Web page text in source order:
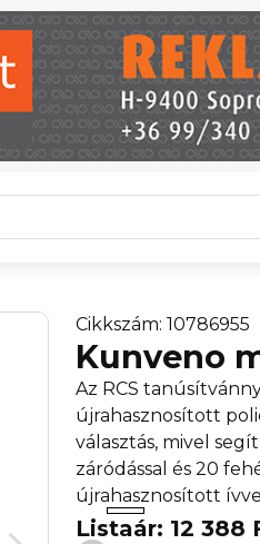
Cikkszám: 10786955
Kunveno
Az RCS
újrahasznosított
választás, mivel
záródással és 20
újrahasznosított
Listaár: 12 388